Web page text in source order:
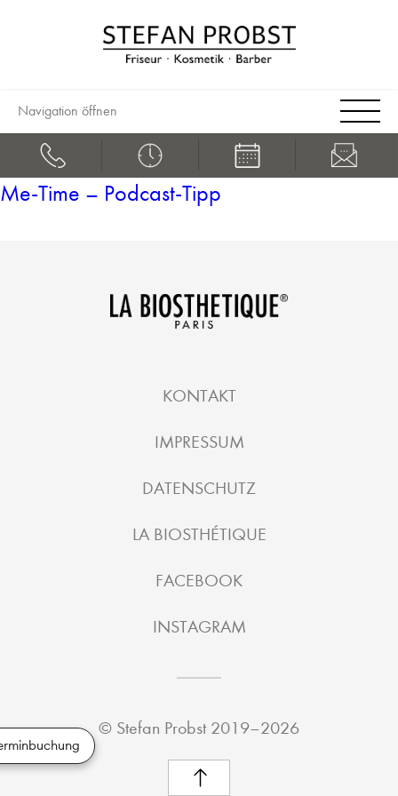
Navigation öffnen
Me-Time – Podcast-Tipp
KONTAKT
IMPRESSUM
DATENSCHUTZ
LA BIOSTHÉTIQUE
FACEBOOK
INSTAGRAM
© Stefan Probst2019–2026